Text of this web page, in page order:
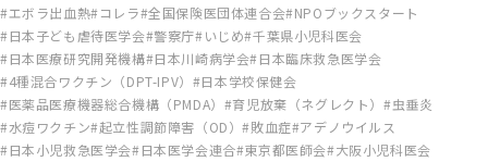
エボラ出血熱 コレラ 全国保険医団体連合会 NPOブックスタート
日本子ども虐待医学会 警察庁 いじめ 千葉県小児科医会
日本医療研究開発機構 日本川崎病学会 日本臨床救急医学会
4種混合ワクチン（DPT-IPV）
日本学校保健会
医薬品医療機器総合機構（PMDA）
育児放棄（ネグレクト） 虫垂炎
水痘ワクチン 起立性調節障害（OD） 敗血症 アデノウイルス
日本小児救急医学会 日本医学会連合 東京都医師会 大阪小児科医会